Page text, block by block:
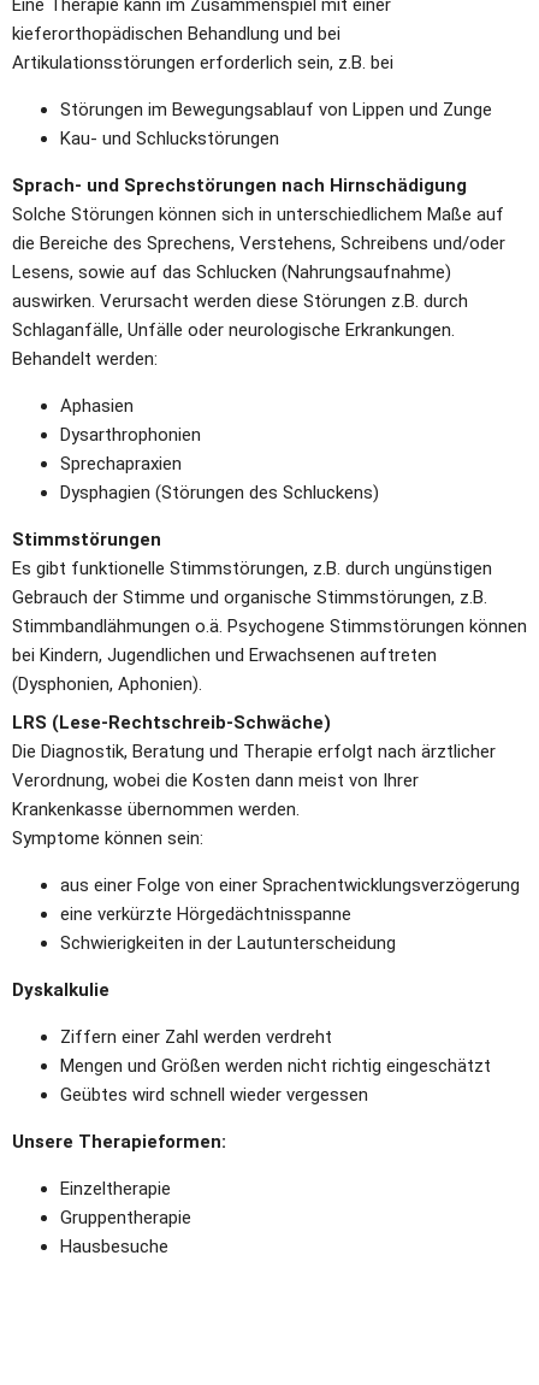
Eine Therapie kann im Zusammenspiel mit einer
kieferorthopädischen Behandlung und bei
Artikulationsstörungen erforderlich sein, z.B. bei
Störungen im Bewegungsablauf von Lippen und Zunge
Kau- und Schluckstörungen
Sprach- und Sprechstörungen nach Hirnschädigung
Solche Störungen können sich in unterschiedlichem Maße auf
die Bereiche des Sprechens, Verstehens, Schreibens und/oder
Lesens, sowie auf das Schlucken (Nahrungsaufnahme)
auswirken. Verursacht werden diese Störungen z.B. durch
Schlaganfälle, Unfälle oder neurologische Erkrankungen.
Behandelt werden:
Aphasien
Dysarthrophonien
Sprechapraxien
Dysphagien (Störungen des Schluckens)
Stimmstörungen
Es gibt funktionelle Stimmstörungen, z.B. durch ungünstigen
Gebrauch der Stimme und organische Stimmstörungen, z.B.
Stimmbandlähmungen o.ä. Psychogene Stimmstörungen können
bei Kindern, Jugendlichen und Erwachsenen auftreten
(Dysphonien, Aphonien).
LRS (Lese-Rechtschreib-Schwäche)
Die Diagnostik, Beratung und Therapie erfolgt nach ärztlicher
Verordnung, wobei die Kosten dann meist von Ihrer
Krankenkasse übernommen werden.
Symptome können sein:
aus einer Folge von einer Sprachentwicklungsverzögerung
eine verkürzte Hörgedächtnisspanne
Schwierigkeiten in der Lautunterscheidung
Dyskalkulie
Ziffern einer Zahl werden verdreht
Mengen und Größen werden nicht richtig eingeschätzt
Geübtes wird schnell wieder vergessen
Unsere Therapieformen:
Einzeltherapie
Gruppentherapie
Hausbesuche